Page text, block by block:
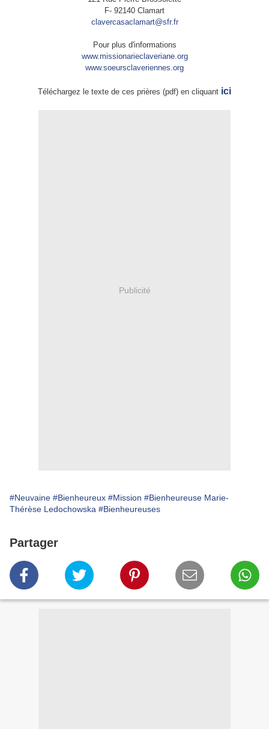
F- 92140 Clamart
clavercasaclamart@sfr.fr
Pour plus d'informations
www.missionarieclaveriane.org
www.soeursclaveriennes.org
Téléchargez le texte de ces prières (pdf) en cliquant ici
Publicité
#Neuvaine #Bienheureux #Mission #Bienheureuse Marie-
Thérèse Ledochowska #Bienheureuses
Partager